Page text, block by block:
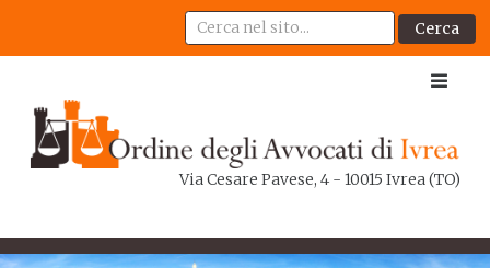
Cerca
Via Cesare Pavese, 4 - 10015 Ivrea (TO)